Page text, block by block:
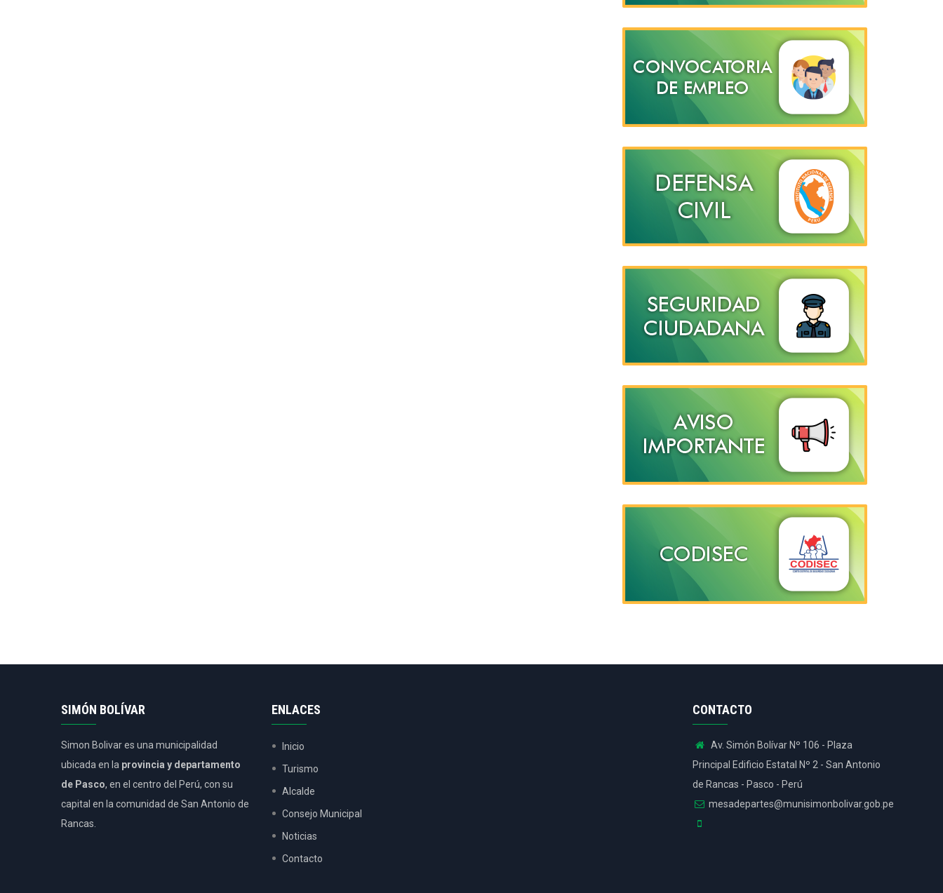
SIMÓN BOLÍVAR
Simon Bolivar es una municipalidad
ubicada en la provincia y departamento
de Pasco, en el centro del Perú, con su
capital en la comunidad de San Antonio de
Rancas.
ENLACES
Inicio
Turismo
Alcalde
Consejo Municipal
Noticias
Contacto
CONTACTO
Av. Simón Bolívar Nº 106 - Plaza
Principal Edificio Estatal Nº 2 - San Antonio
de Rancas - Pasco - Perú
mesadepartes@munisimonbolivar.gob.pe